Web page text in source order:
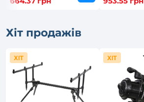
Хіт продажів
ХІТ ХІТ